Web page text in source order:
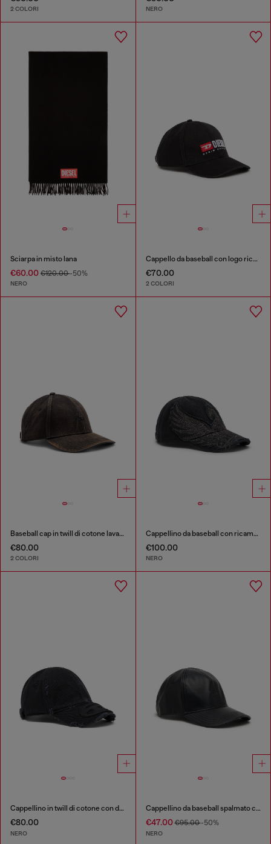
2 COLORI NERO
Sciarpa in misto lana
€60.00 €120.00-50%
NERO
Cappello da baseball con logo ricamato
€70.00
2 COLORI
Baseball cap in twill di cotone lavato
€80.00
2 COLORI
Cappellino da baseball con ricamo Phoenix
€100.00
NERO
Cappellino in twill di cotone con dettagli distressed
€80.00
NERO
Cappellino da baseball spalmato con logo in rilievo
€47.00€95.00-50%
NERO